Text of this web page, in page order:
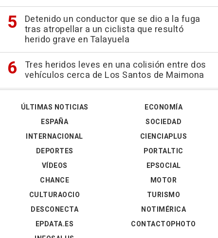
Detenido un conductor que se dio a la fuga
tras atropellar a un ciclista que resultó
herido grave en Talayuela
Tres heridos leves en una colisión entre dos
vehículos cerca de Los Santos de Maimona
ÚLTIMAS NOTICIAS
ESPAÑA
INTERNACIONAL
DEPORTES
VÍDEOS
ECONOMÍA
SOCIEDAD
CIENCIAPLUS
PORTALTIC
EPSOCIAL
CHANCE
CULTURAOCIO
DESCONECTA
EPDATA.ES
MOTOR
TURISMO
NOTIMÉRICA
CONTACTOPHOTO